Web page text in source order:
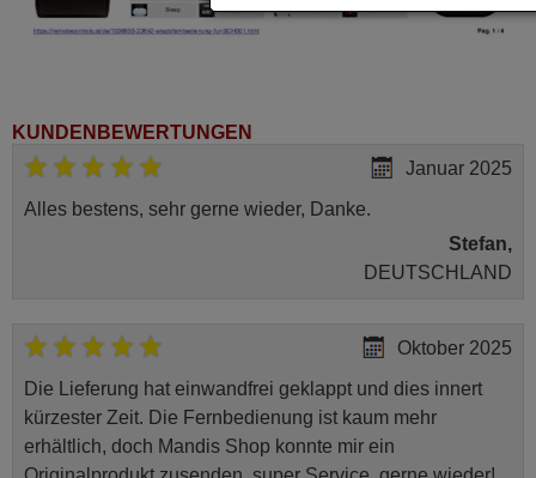
KUNDENBEWERTUNGEN
Januar 2025
Alles bestens, sehr gerne wieder, Danke.
Stefan,
DEUTSCHLAND
Oktober 2025
Die Lieferung hat einwandfrei geklappt und dies innert
kürzester Zeit. Die Fernbedienung ist kaum mehr
erhältlich, doch Mandis Shop konnte mir ein